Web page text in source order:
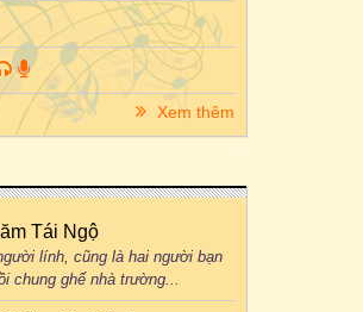
Xem thêm
Tái Ngộ
lính, cũng là hai người bạn
chung ghế nhà trường...